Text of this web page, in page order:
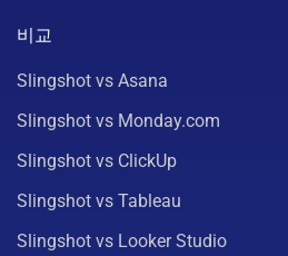
비교
Slingshot vs Asana
Slingshot vs Monday.com
Slingshot vs ClickUp
Slingshot vs Tableau
Slingshot vs Looker Studio